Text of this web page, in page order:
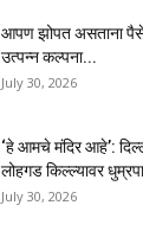
आपण झोपत असताना पैसे
उत्पन्न कल्पना...
July 30, 2026
‘हे आमचे मंदिर आहे’:
लोहगड किल्ल्यावर
July 30, 2026